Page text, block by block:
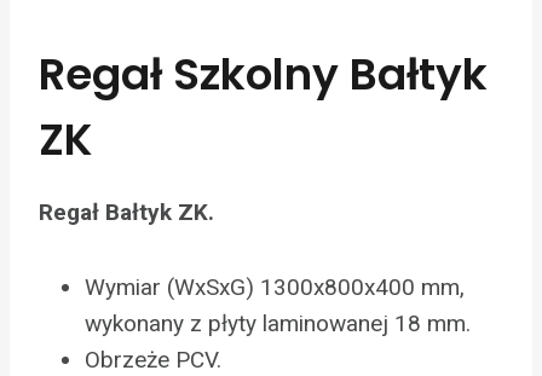
Regał Szkolny Bałtyk
ZK
Regał Bałtyk ZK.
Wymiar (WxSxG) 1300x800x400 mm,
wykonany z płyty laminowanej 18 mm.
Obrzeże PCV.